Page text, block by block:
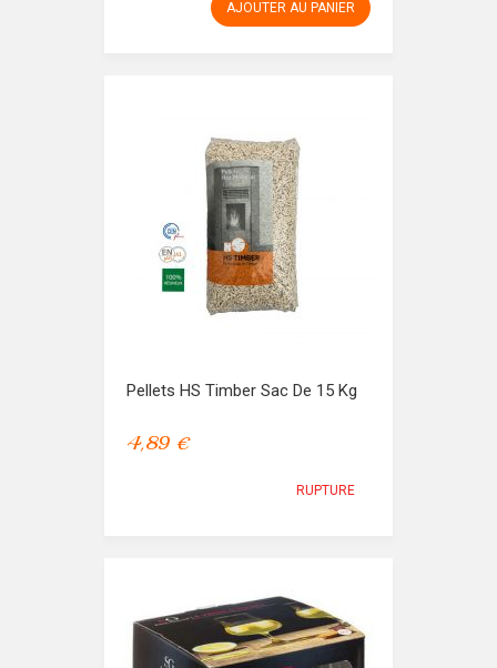
AJOUTER AU PANIER
Pellets HS Timber Sac De 15 Kg
4,89 €
RUPTURE